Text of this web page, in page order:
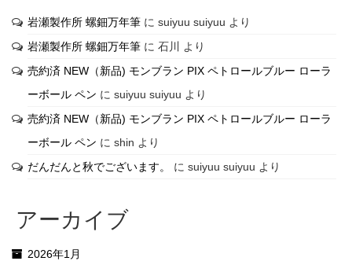
岩瀬製作所 螺鈿万年筆 に suiyuu suiyuu より
岩瀬製作所 螺鈿万年筆 に 石川
より
売約済 NEW（新品) モンブラン PIX ペトロールブルー ローラ
ーボール ペン に suiyuu suiyuu より
売約済 NEW（新品) モンブラン PIX ペトロールブルー ローラ
ーボール ペン に shin より
だんだんと秋でございます。
に suiyuu suiyuu より
アーカイブ
2026年1月